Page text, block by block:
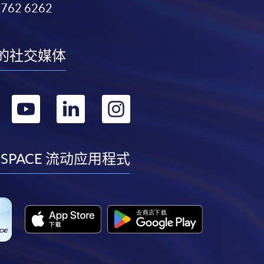
6262
社交媒体
转
youtube
转
linkedin
转
instagram
流动应用程式